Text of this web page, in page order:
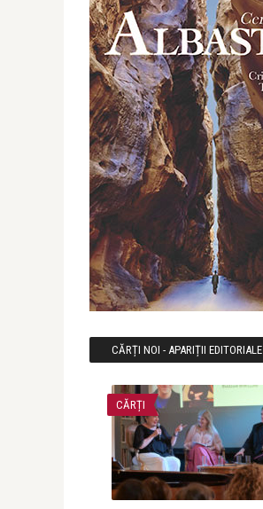
CĂRȚI NOI - APARIȚII EDITORIALE
CĂRȚI